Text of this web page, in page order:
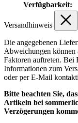
Verfügbarkeit:
Versandhinweis
Die angegebenen
Abweichungen können
Faktoren auftreten. Bei
Informationen zum
oder per E-Mail
Bitte beachten Sie,
Artikeln bei
Verzögerungen